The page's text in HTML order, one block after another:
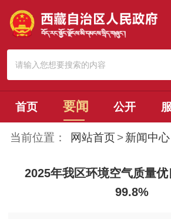
首页 要闻 公开
当前位置： 网站首页 > 新闻中心
2025年我区环境空气质量
99.8%